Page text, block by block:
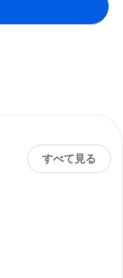
すべて見る